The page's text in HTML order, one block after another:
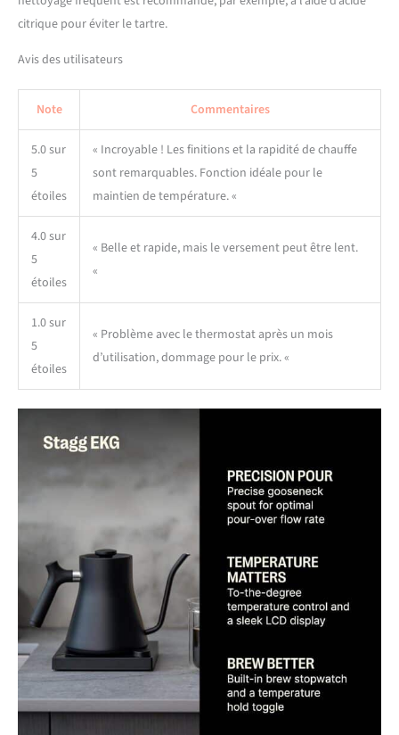
Optional wooden accents
bring a refined touch.
Compatible with 220–240V,
50Hz electrical systems.
CARE FOR PRODUCT: On a
regular basis, remove any
mineral deposits which will
bottom of the kettle. This
water kettles. Stagg EKG Pro
citrique pour éviter le tartre.
Avis des utilisateurs
Note Commentaires
5.0 sur
5
étoiles
« Incroyable ! Les finitions et la rapidité de chauffe
sont remarquables. Fonction idéale pour le
maintien de température. «
4.0 sur
5
étoiles
« Belle et rapide, mais le versement peut être lent.
«
1.0 sur
5
étoiles
« Problème avec le thermostat après un mois
d’utilisation, dommage pour le prix. «